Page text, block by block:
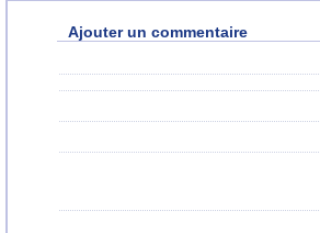
Ajouter un commentaire